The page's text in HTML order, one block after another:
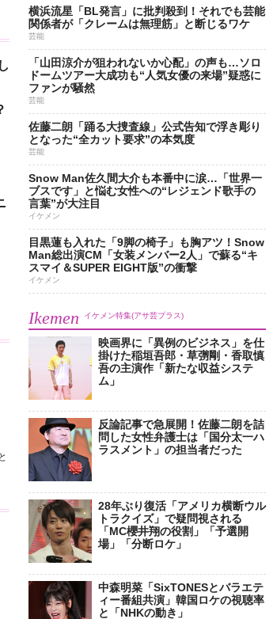
横浜流星「BL発言」に批判殺到！それでも芸能
関係者が「クレームは無理筋」と断じるワケ
芸能
「山田涼介が狙われないか心配」の声も…ソロ
ドームツアー大成功も“人気女優の来場”疑惑に
ファンが騒然
芸能
佐藤二朗「踊る大捜査線」公式告知で浮き彫り
となった“全カット要求”の本気度
芸能
Snow Man佐久間大介も本番中に涙…「世界一
ブスです」と悩む女性への“レジェンド歌手の
言葉”が大注目
イケメン
目黒蓮も入れた「9脚の椅子」も胸アツ！Snow
Man総出演CM「女装メンバー2人」で蘇る“キ
スマイ＆SUPER EIGHT版”の衝撃
イケメン
Ikemen イケメン特集(アサ芸プラス)
映画界に「異例のビジネス」を仕
掛けた稲垣吾郎・草彅剛・香取慎
吾の主演作「新たな収益システ
ム」
反論記事で急展開！佐藤二朗を詰
問した女性弁護士は「国分太一ハ
ラスメント」の担当者だった
28年ぶり復活「アメリカ横断ウル
トラクイズ」で疑問視される
「MC櫻井翔の役割」「予選開
場」「分断ロケ」
中森明菜「SixTONESとバラエテ
ィー番組共演」韓国ロケの視聴率
と「NHKの動き」